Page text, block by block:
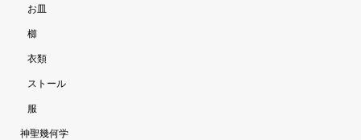
お皿
櫛
衣類
ストール
服
神聖幾何学